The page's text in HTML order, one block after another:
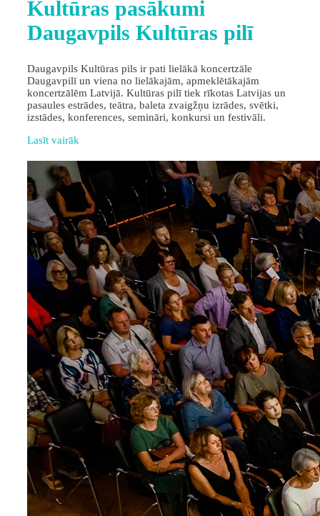
Kultūras pasākumi
Daugavpils Kultūras pilī
Daugavpils Kultūras pils ir pati lielākā koncertzāle
Daugavpilī un viena no lielākajām, apmeklētākajām
koncertzālēm Latvijā. Kultūras pilī tiek rīkotas Latvijas un
pasaules estrādes, teātra, baleta zvaigžņu izrādes, svētki,
izstādes, konferences, semināri, konkursi un festivāli.
Lasīt vairāk